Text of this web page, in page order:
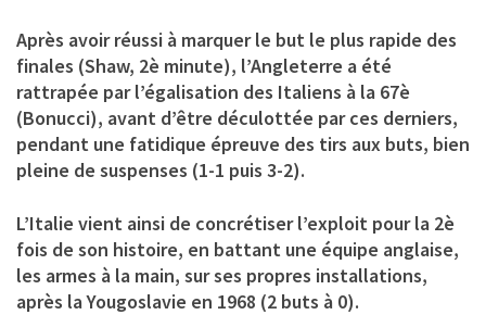
Après avoir réussi à marquer le but le plus rapide des
finales (Shaw, 2è minute), l’Angleterre a été
rattrapée par l’égalisation des Italiens à la 67è
(Bonucci), avant d’être déculottée par ces derniers,
pendant une fatidique épreuve des tirs aux buts, bien
pleine de suspenses (1-1 puis 3-2).
L’Italie vient ainsi de concrétiser l’exploit pour la 2è
fois de son histoire, en battant une équipe anglaise,
les armes à la main, sur ses propres installations,
après la Yougoslavie en 1968 (2 buts à 0).